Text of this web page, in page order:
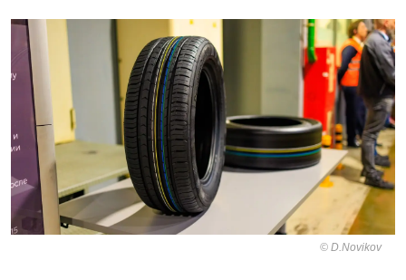
D.Novikov